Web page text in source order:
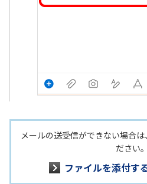
メールの送受信ができない場合
ださい。
ファイルを添付す